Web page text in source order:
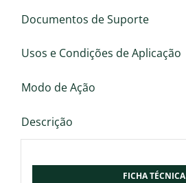
Documentos de Suporte
Usos e Condições de Aplicação
Modo de Ação
Descrição
FICHA TÉCNICA